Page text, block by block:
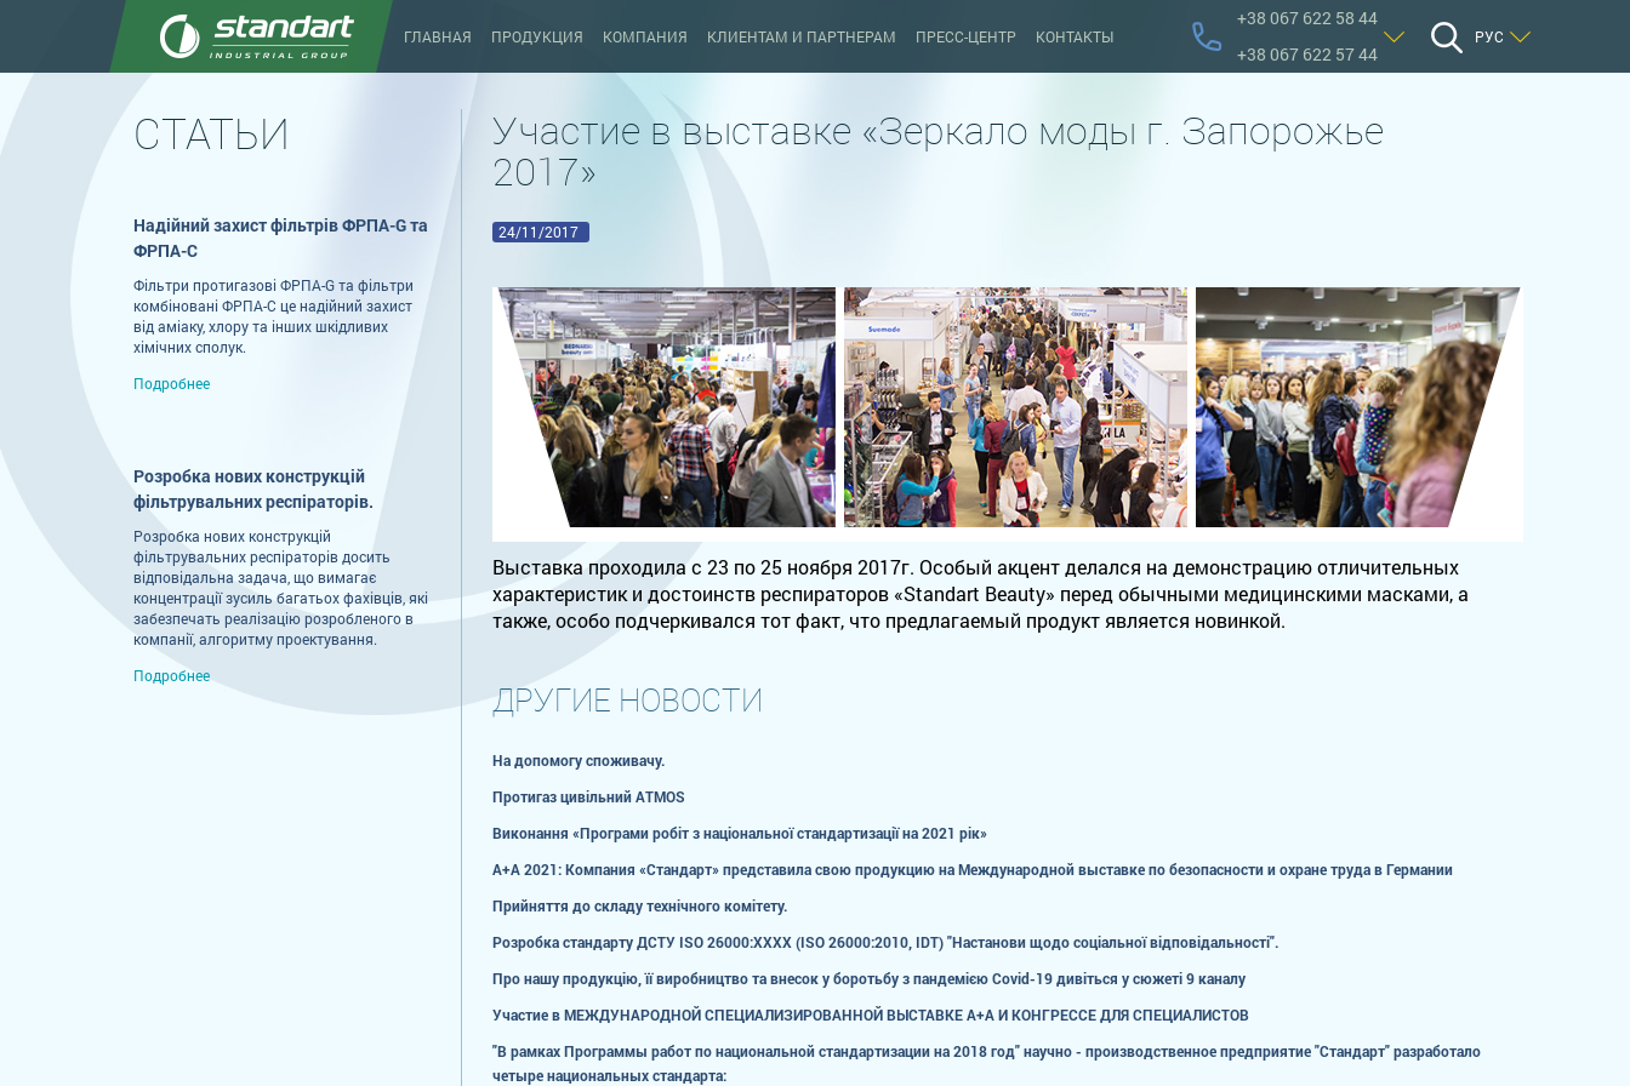
ГЛАВНАЯ ПРОДУКЦИЯ КОМПАНИЯ КЛИЕНТАМ И ПАРТНЕРАМ ПРЕСС-ЦЕНТР КОНТАКТЫ
+38 067 622 58 44
+38 067 622 57 44
РУС
СТАТЬИ
Надійний захист фільтрів ФРПА-G та
ФРПА-С
Фільтри протигазові ФРПА-G та фільтри
комбіновані ФРПА-С це надійний захист
від аміаку, хлору та інших шкідливих
хімічних сполук.
Подробнее
Розробка нових конструкцій
фільтрувальних респіраторів.
Розробка нових конструкцій
фільтрувальних респіраторів досить
відповідальна задача, що вимагає
концентрації зусиль багатьох фахівців, які
забезпечать реалізацію розробленого в
компанії, алгоритму проектування.
Подробнее
Участие в выставке «Зеркало моды г. Запорожье
2017»
24/11/2017
Выставка проходила с 23 по 25 ноября 2017г. Особый акцент делался на демонстрацию отличительных
характеристик и достоинств респираторов «Standart Beauty» перед обычными медицинскими масками, а
также, особо подчеркивался тот факт, что предлагаемый продукт является новинкой.
ДРУГИЕ НОВОСТИ
На допомогу споживачу.
Протигаз цивільний ATMOS
Виконання «Програми робіт з національної стандартизації на 2021 рік»
А+А 2021: Компания «Стандарт» представила свою продукцию на Международной выставке по безопасности и охране труда в Германии
Прийняття до складу технічного комітету.
Розробка стандарту ДСТУ ISO 26000:ХХХХ (ISO 26000:2010, IDT) "Настанови щодо соціальної відповідальності".
Про нашу продукцію, її виробництво та внесок у боротьбу з пандемією Сovid-19 дивіться у сюжеті 9 каналу
Участие в МЕЖДУНАРОДНОЙ СПЕЦИАЛИЗИРОВАННОЙ ВЫСТАВКЕ А+А И КОНГРЕССЕ ДЛЯ СПЕЦИАЛИСТОВ
"В рамках Программы работ по национальной стандартизации на 2018 год" научно - производственное предприятие "Стандарт" разработало
четыре национальных стандарта: